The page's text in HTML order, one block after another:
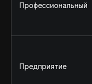
Профессиональный
Предприятие